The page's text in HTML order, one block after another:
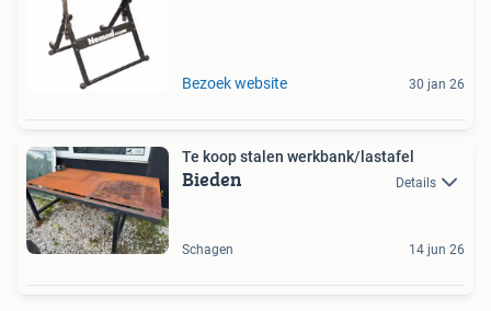
Bezoek website 30 jan 26
Te koop stalen werkbank/lastafel
Bieden Details
Schagen 14 jun 26